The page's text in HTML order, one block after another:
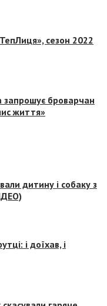
сезон 2022
запрошує броварчан
життя»
дитину і собаку з
і доїхав, і